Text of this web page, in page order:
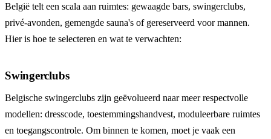
België telt een scala aan ruimtes: gewaagde bars, swingerclubs,
privé-avonden, gemengde sauna's of gereserveerd voor mannen.
Hier is hoe te selecteren en wat te verwachten:
Swingerclubs
Belgische swingerclubs zijn geëvolueerd naar meer respectvolle
modellen: dresscode, toestemmingshandvest, moduleerbare ruimtes
en toegangscontrole. Om binnen te komen, moet je vaak een